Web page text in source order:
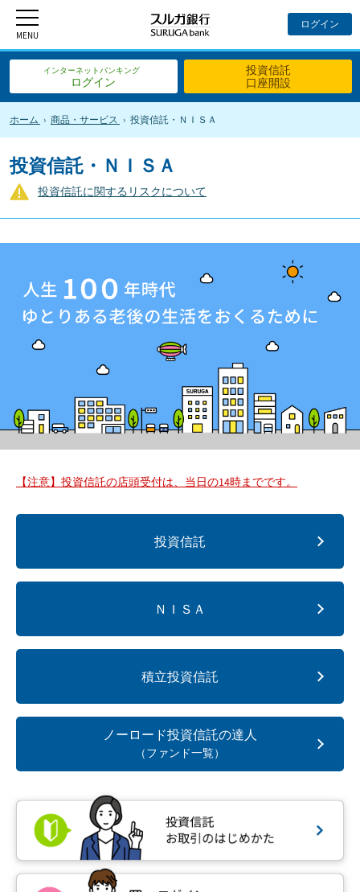
インターネットバンキング
ログイン
投資信託
口座開設
ホーム 商品・サービス 投資信託・ＮＩＳＡ
投資信託・ＮＩＳＡ
投資信託に関するリスクについて
【注意】投資信託の店頭受付は、当日の14時までです。
投資信託
ＮＩＳＡ
積立投資信託
ノーロード投資信託の達人
（ファンド一覧）